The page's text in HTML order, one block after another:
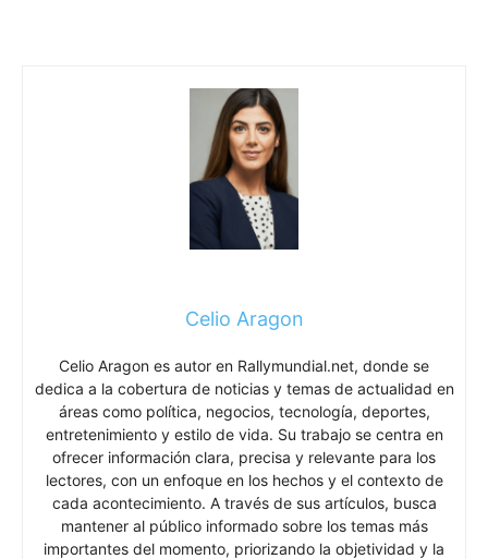
Celio Aragon
Celio Aragon es autor en Rallymundial.net, donde se
dedica a la cobertura de noticias y temas de actualidad en
áreas como política, negocios, tecnología, deportes,
entretenimiento y estilo de vida. Su trabajo se centra en
ofrecer información clara, precisa y relevante para los
lectores, con un enfoque en los hechos y el contexto de
cada acontecimiento. A través de sus artículos, busca
mantener al público informado sobre los temas más
importantes del momento, priorizando la objetividad y la